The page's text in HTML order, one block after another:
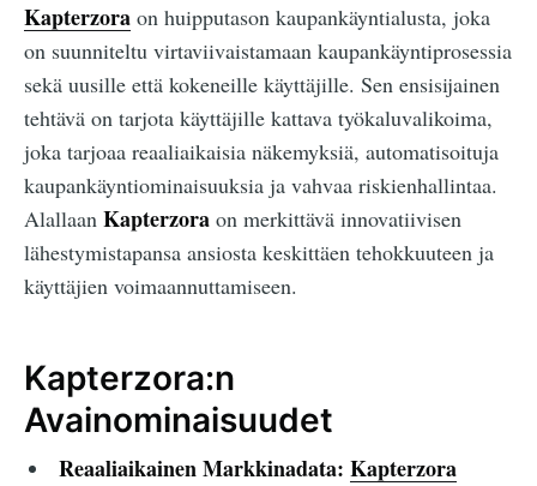
Kapterzora on huipputason kaupankäyntialusta, joka
on suunniteltu virtaviivaistamaan kaupankäyntiprosessia
sekä uusille että kokeneille käyttäjille. Sen ensisijainen
tehtävä on tarjota käyttäjille kattava työkaluvalikoima,
joka tarjoaa reaaliaikaisia näkemyksiä, automatisoituja
kaupankäyntiominaisuuksia ja vahvaa riskienhallintaa.
Alallaan Kapterzora on merkittävä innovatiivisen
lähestymistapansa ansiosta keskittäen tehokkuuteen ja
käyttäjien voimaannuttamiseen.
Kapterzora:n
Avainominaisuudet
Reaaliaikainen Markkinadata: Kapterzora